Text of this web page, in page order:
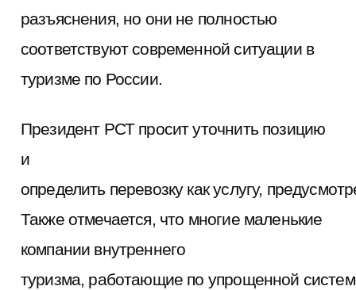
разъяснения, но они не полностью
соответствуют современной ситуации в
туризме по России.
Президент РСТ просит уточнить позицию
и
определить перевозку как услугу,
Также отмечается, что многие маленькие
компании внутреннего
туризма, работающие по упрощенной